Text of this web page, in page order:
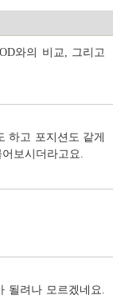
와의 비교, 그리고
하고 포지션도 같게
보시더라고요.
될려나 모르겠네요.